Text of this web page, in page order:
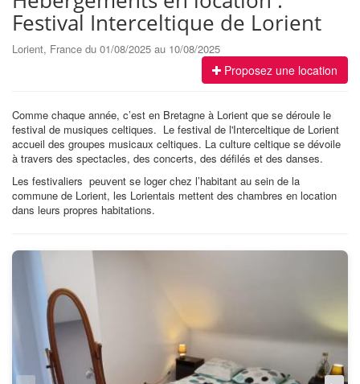
Festival Interceltique de Lorient
Lorient, France du 01/08/2025 au 10/08/2025
Proposez une location
Comme chaque année, c’est en Bretagne à Lorient que se déroule le
festival de musiques celtiques. Le festival de l'Interceltique de Lorient
accueil des groupes musicaux celtiques. La culture celtique se dévoile
à travers des spectacles, des concerts, des défilés et des danses.
Les festivaliers peuvent se loger chez l’habitant au sein de la
commune de Lorient, les Lorientais mettent des chambres en location
dans leurs propres habitations.